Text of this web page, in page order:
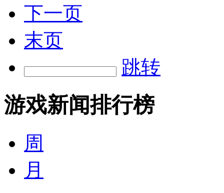
下一页
末页
跳转
游戏新闻排行榜
周
月